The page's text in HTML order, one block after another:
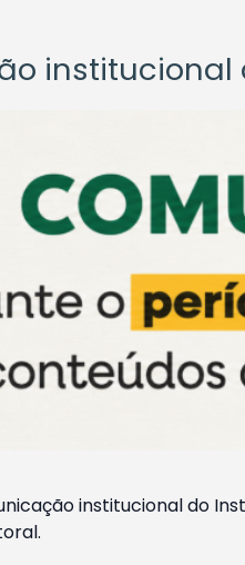
institucional
institucional do